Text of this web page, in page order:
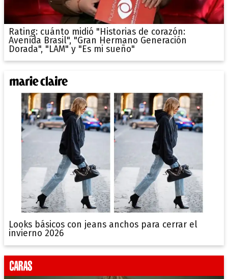
Rating: cuánto midió "Historias de corazón:
Avenida Brasil", "Gran Hermano Generación
Dorada", "LAM" y "Es mi sueño"
Looks básicos con jeans anchos para cerrar el
invierno 2026